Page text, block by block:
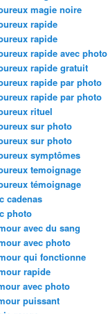
magie noire
rapide
rapide
rapide avec photo
rapide gratuit
rapide par photo
rapide par photo
rituel
sur photo
sur photo
symptômes
temoignage
témoignage
cadenas
photo
avec du sang
avec photo
qui fonctionne
rapide
avec photo
puissant